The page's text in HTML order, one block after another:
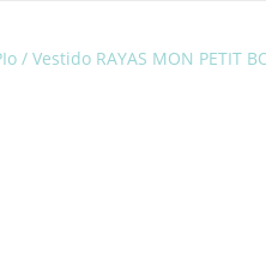
/ Vestido RAYAS MON PETIT